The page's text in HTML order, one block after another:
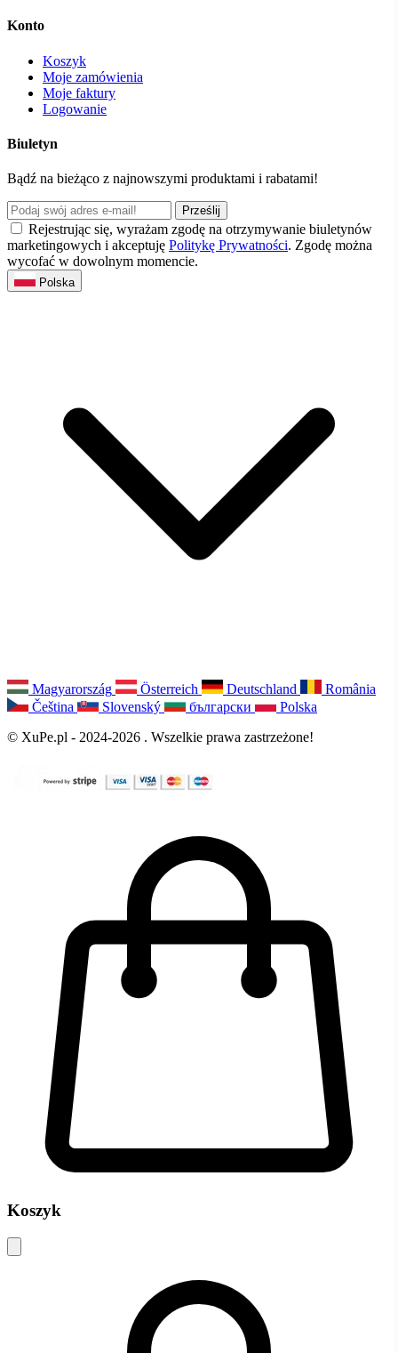
Konto
Koszyk
Moje zamówienia
Moje faktury
Logowanie
Biuletyn
Bądź na bieżąco z najnowszymi produktami i rabatami!
Prześlij
Rejestrując się, wyrażam zgodę na otrzymywanie biuletynów
marketingowych i akceptuję Politykę Prywatności. Zgodę można
wycofać w dowolnym momencie.
Polska
Magyarország Österreich Deutschland
România
Čeština
Slovenský български
Polska
© XuPe.pl - 2024-2026 . Wszelkie prawa zastrzeżone!
Koszyk